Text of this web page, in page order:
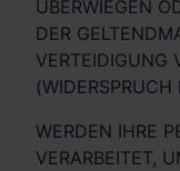
ÜBERWIEGEN
DER
VERTEIDIGUNG
WERDEN IHRE
VERARBEITET,